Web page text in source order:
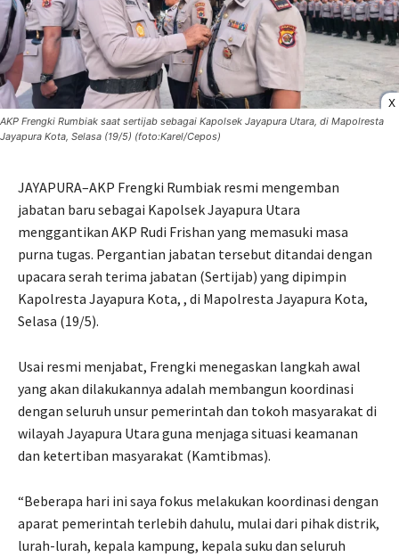
X
AKP Frengki Rumbiak saat sertijab sebagai Kapolsek Jayapura Utara, di Mapolresta
Jayapura Kota, Selasa (19/5) (foto:Karel/Cepos)
JAYAPURA–AKP Frengki Rumbiak resmi mengemban
jabatan baru sebagai Kapolsek Jayapura Utara
menggantikan AKP Rudi Frishan yang memasuki masa
purna tugas. Pergantian jabatan tersebut ditandai dengan
upacara serah terima jabatan (Sertijab) yang dipimpin
Kapolresta Jayapura Kota, , di Mapolresta Jayapura Kota,
Selasa (19/5).
Usai resmi menjabat, Frengki menegaskan langkah awal
yang akan dilakukannya adalah membangun koordinasi
dengan seluruh unsur pemerintah dan tokoh masyarakat di
wilayah Jayapura Utara guna menjaga situasi keamanan
dan ketertiban masyarakat (Kamtibmas).
“Beberapa hari ini saya fokus melakukan koordinasi dengan
aparat pemerintah terlebih dahulu, mulai dari pihak distrik,
lurah-lurah, kepala kampung, kepala suku dan seluruh